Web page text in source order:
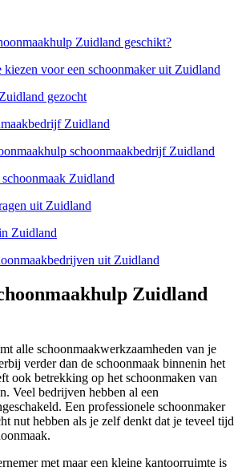
Zuidland geschikt?
kiezen voor een schoonmaker uit Zuidland
gezocht
Zuidland
schoonmaakbedrijf Zuidland
Zuidland
uit Zuidland
Zuidland
uit Zuidland
Zuidland
alle schoonmaakwerkzaamheden van je
verder dan de schoonmaak binnenin het
ook betrekking op het schoonmaken van
Veel bedrijven hebben al een
Een professionele schoonmaker
nut hebben als je zelf denkt dat je teveel tijd
met maar een kleine kantoorruimte is